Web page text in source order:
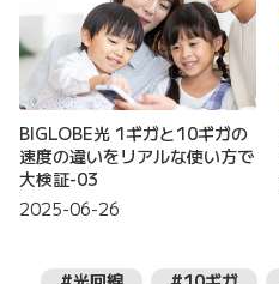
BIGLOBE光 1ギガと10ギガの
速度の違いをリアルな使い方で
大検証-03
2025-06-26